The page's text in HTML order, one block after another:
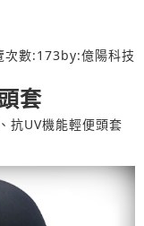
次數:173by:億陽科技
套
抗UV機能輕便頭套